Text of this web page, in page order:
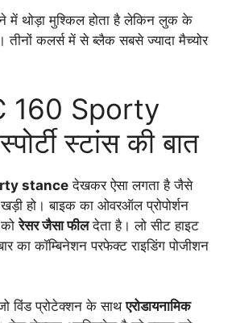
थोड़ा मुश्किल होता है लेकिन लुक के
तीनों कलर्स में से ब्लैक सबसे ज्यादा मैच्योर
160 Sporty
स्टांस की बात
stance देखकर ऐसा लगता है जैसे
हो। बाइक का ओवरऑल प्रोपोर्शन
कोरेसर जैसा फीलदेता है। लो सीट हाइट
का कॉम्बिनेशन परफेक्ट राइडिंग पोजीशन
विंड प्रोटेक्शन के साथएरोडायनामिक